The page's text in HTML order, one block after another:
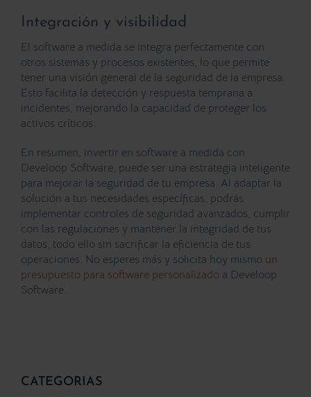
Integración y visibilidad
El software a medida se integra perfectamente con
otros sistemas y procesos existentes, lo que permite
tener una visión general de la seguridad de la empresa.
Esto facilita la detección y respuesta temprana a
incidentes, mejorando la capacidad de proteger los
activos críticos.
En resumen, invertir en software a medida con
Develoop Software , puede ser una estrategia inteligente
para mejorar la seguridad de tu empresa. Al adaptar la
solución a tus necesidades específicas, podrás
implementar controles de seguridad avanzados, cumplir
con las regulaciones y mantener la integridad de tus
datos, todo ello sin sacrificar la eficiencia de tus
operaciones. No esperes más y solicita hoy mismo un
presupuesto para software personalizado a Develoop
Software.
CATEGORIAS